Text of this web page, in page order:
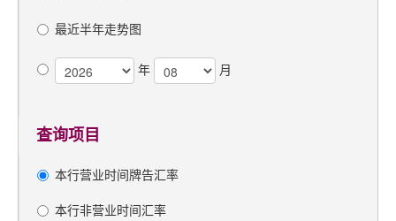
最近半年走势图
年 月
查询项目
本行营业时间牌告汇率
本行非营业时间汇率